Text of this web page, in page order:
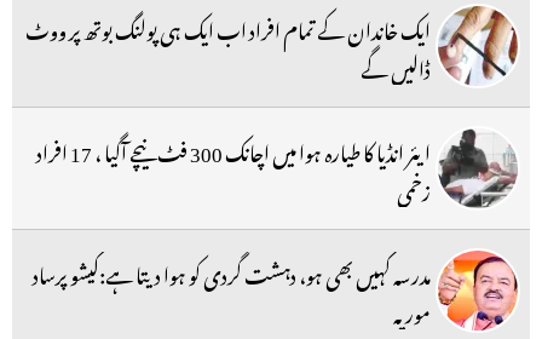
ایک خاندان کے تمام افراد اب ایک ہی پولنگ بوتھ پر ووٹ
ڈالیں گے
ایئر انڈیا کا طیارہ ہوا میں اچانک 300 فٹ نیچے آگیا ، 17 افراد
زخمی
مدرسہ کہیں بھی ہو، دہشت گردی کو ہوا دیتا ہے:کیشو پرساد
موریہ